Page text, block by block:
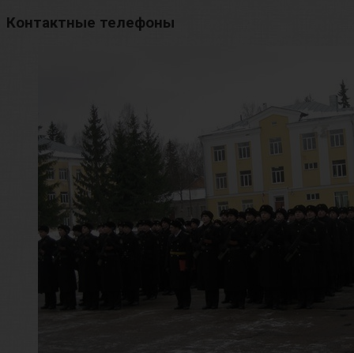
Контактные телефоны